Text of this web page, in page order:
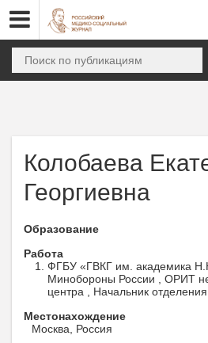
Колобаева
Георгиевна
Образование
Работа
ФГБУ «ГВКГ им. академика
Минобороны России , ОРИТ
центра , Начальник отделения ,
Местонахождение
Москва, Россия